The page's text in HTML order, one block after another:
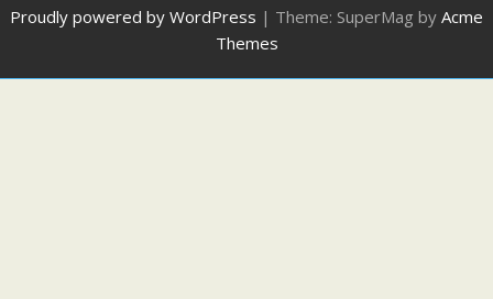
Proudly powered by WordPress | Theme: SuperMag by Acme
Themes